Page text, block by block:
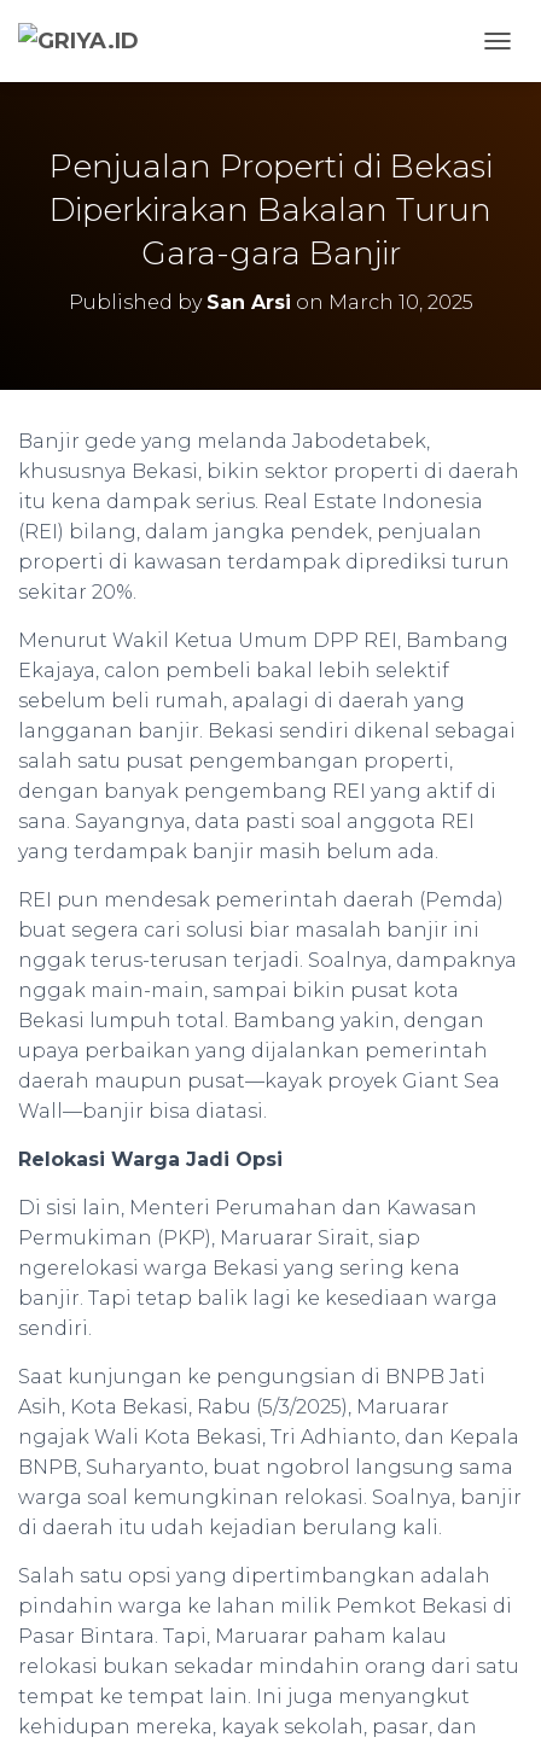
Penjualan Properti di Bekasi
Diperkirakan Bakalan Turun
Gara-gara Banjir
Published by San Arsi on March 10, 2025
Banjir gede yang melanda Jabodetabek,
khususnya Bekasi, bikin sektor properti di daerah
itu kena dampak serius. Real Estate Indonesia
(REI) bilang, dalam jangka pendek, penjualan
properti di kawasan terdampak diprediksi turun
sekitar 20%.
Menurut Wakil Ketua Umum DPP REI, Bambang
Ekajaya, calon pembeli bakal lebih selektif
sebelum beli rumah, apalagi di daerah yang
langganan banjir. Bekasi sendiri dikenal sebagai
salah satu pusat pengembangan properti,
dengan banyak pengembang REI yang aktif di
sana. Sayangnya, data pasti soal anggota REI
yang terdampak banjir masih belum ada.
REI pun mendesak pemerintah daerah (Pemda)
buat segera cari solusi biar masalah banjir ini
nggak terus-terusan terjadi. Soalnya, dampaknya
nggak main-main, sampai bikin pusat kota
Bekasi lumpuh total. Bambang yakin, dengan
upaya perbaikan yang dijalankan pemerintah
daerah maupun pusat—kayak proyek Giant Sea
Wall—banjir bisa diatasi.
Relokasi Warga Jadi Opsi
Di sisi lain, Menteri Perumahan dan Kawasan
Permukiman (PKP), Maruarar Sirait, siap
ngerelokasi warga Bekasi yang sering kena
banjir. Tapi tetap balik lagi ke kesediaan warga
sendiri.
Saat kunjungan ke pengungsian di BNPB Jati
Asih, Kota Bekasi, Rabu (5/3/2025), Maruarar
ngajak Wali Kota Bekasi, Tri Adhianto, dan Kepala
BNPB, Suharyanto, buat ngobrol langsung sama
warga soal kemungkinan relokasi. Soalnya, banjir
di daerah itu udah kejadian berulang kali.
Salah satu opsi yang dipertimbangkan adalah
pindahin warga ke lahan milik Pemkot Bekasi di
Pasar Bintara. Tapi, Maruarar paham kalau
relokasi bukan sekadar mindahin orang dari satu
tempat ke tempat lain. Ini juga menyangkut
kehidupan mereka, kayak sekolah, pasar, dan